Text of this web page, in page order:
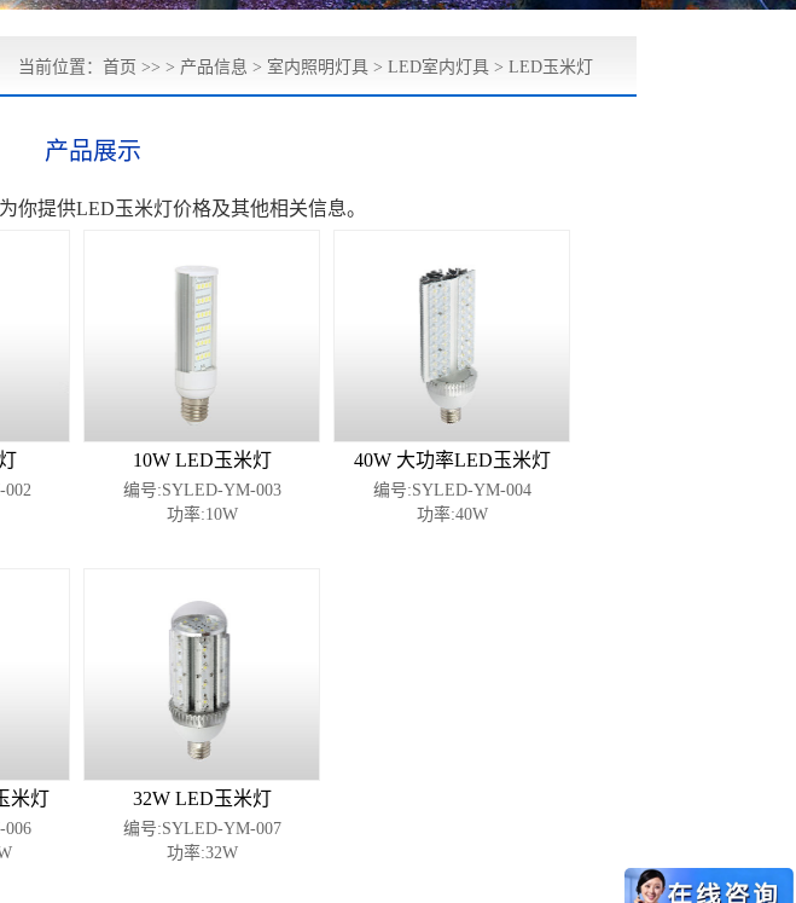
当前位置： 首页 >> > 产品信息 > 室内照明灯具 > LED室内灯具 > LED玉米灯
产品展示
你提供LED玉米灯价格及其他相关信息。
10W LED玉米灯
编号:SYLED-YM-003
功率:10W
40W 大功率LED玉米灯
编号:SYLED-YM-004
功率:40W
米灯 32W LED玉米灯
编号:SYLED-YM-007
功率:32W